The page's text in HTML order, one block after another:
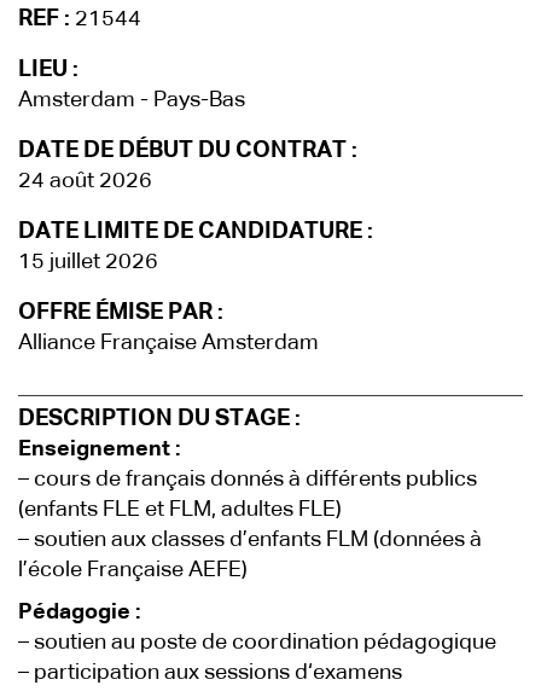
REF : 21544
LIEU :
Amsterdam - Pays-Bas
DATE DE DÉBUT DU CONTRAT :
24 août 2026
DATE LIMITE DE CANDIDATURE :
15 juillet 2026
OFFRE ÉMISE PAR :
Alliance Française Amsterdam
DESCRIPTION DU STAGE :
Enseignement :
– cours de français donnés à différents publics
(enfants FLE et FLM, adultes FLE)
– soutien aux classes d’enfants FLM (données à
l’école Française AEFE)
Pédagogie :
– soutien au poste de coordination pédagogique
– participation aux sessions d‘examens